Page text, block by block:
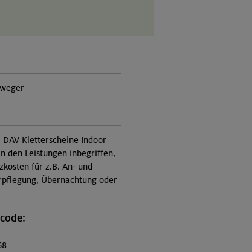
Kletterscheine Indoor
den Leistungen inbegriffen,
für z.B. An- und
Übernachtung oder